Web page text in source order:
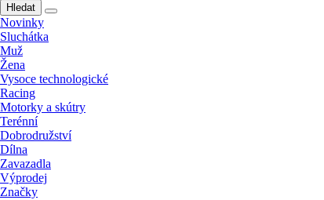
Hledat
Novinky
Sluchátka
Muž
Žena
Vysoce technologické
Racing
Motorky a skútry
Terénní
Dobrodružství
Dílna
Zavazadla
Výprodej
Značky